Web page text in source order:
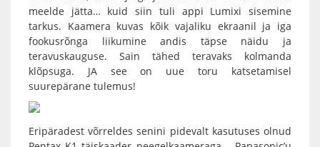
meelde jätta… kuid siin tuli appi Lumixi sisemine
tarkus. Kaamera kuvas kõik vajaliku ekraanil ja iga
fookusrõnga liikumine andis täpse näidu ja
teravuskauguse. Sain tähed teravaks kolmanda
klõpsuga. JA see on uue toru katsetamisel
suurepärane tulemus!
Eripäradest võrreldes senini pidevalt kasutuses olnud